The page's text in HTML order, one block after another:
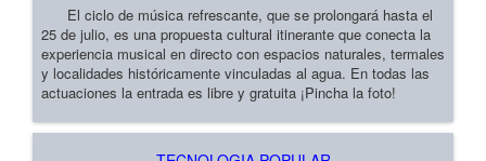
El ciclo de música refrescante, que se prolongará hasta el
25 de julio, es una propuesta cultural itinerante que conecta la
experiencia musical en directo con espacios naturales, termales
y localidades históricamente vinculadas al agua. En todas las
actuaciones la entrada es libre y gratuita ¡Pincha la foto!